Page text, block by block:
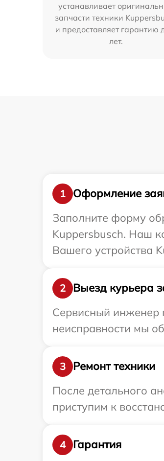
устанавливает
запчасти техники
и предоставляет гарантию
лет.
1
Оформление
Заполните форму
Kuppersbusch. Наш
Вашего устройства
2
Выезд курьера
Сервисный инженер
неисправности мы
3
Ремонт техники
После детального
приступим к
4
Гарантия